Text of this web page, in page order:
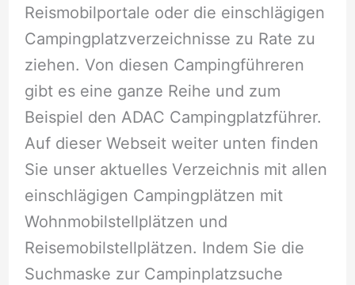
Reismobilportale oder die einschlägigen
Campingplatzverzeichnisse zu Rate zu
ziehen. Von diesen Campingführeren
gibt es eine ganze Reihe und zum
Beispiel den ADAC Campingplatzführer.
Auf dieser Webseit weiter unten finden
Sie unser aktuelles Verzeichnis mit allen
einschlägigen Campingplätzen mit
Wohnmobilstellplätzen und
Reisemobilstellplätzen. Indem Sie die
Suchmaske zur Campinplatzsuche